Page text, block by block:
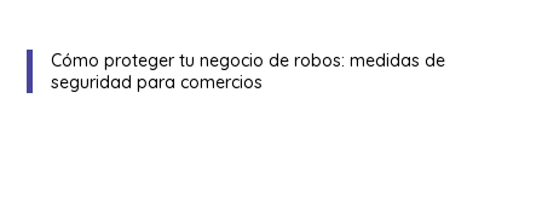
Cómo proteger tu negocio de robos: medidas de
seguridad para comercios